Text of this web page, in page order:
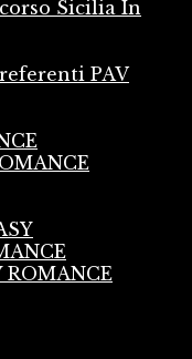
Sicilia In
PAV
ROMANCE